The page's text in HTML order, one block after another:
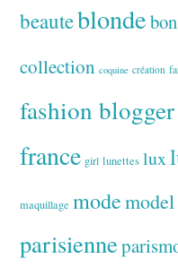
beauteblonde
collection coquine création
fashion blogger
france girl lunettes lux
maquillage modemodel
parisienne